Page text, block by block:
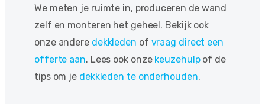
We meten je ruimte in, produceren de wand
zelf en monteren het geheel. Bekijk ook
onze andere dekkleden of vraag direct een
offerte aan. Lees ook onze keuzehulpof de
tips om je dekkleden te onderhouden.